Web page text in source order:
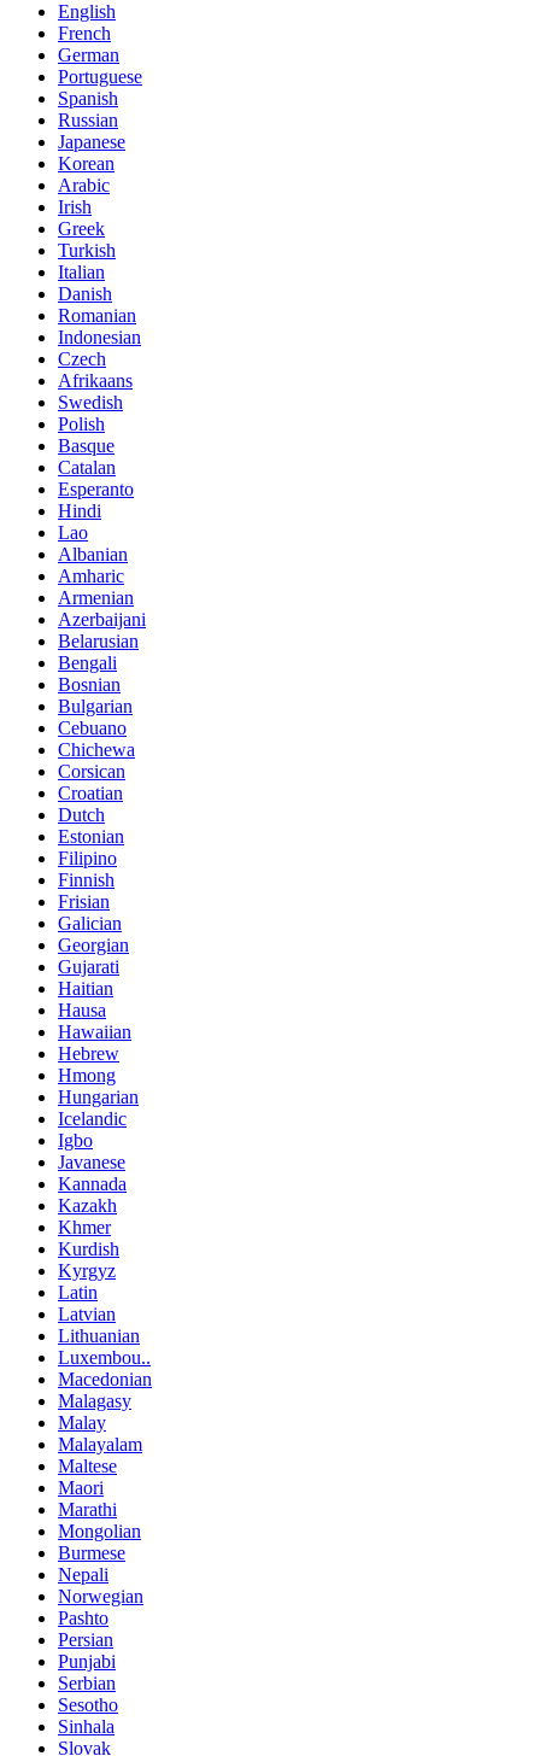
English
French
German
Portuguese
Spanish
Russian
Japanese
Korean
Arabic
Irish
Greek
Turkish
Italian
Danish
Romanian
Indonesian
Czech
Afrikaans
Swedish
Polish
Basque
Catalan
Esperanto
Hindi
Lao
Albanian
Amharic
Armenian
Azerbaijani
Belarusian
Bengali
Bosnian
Bulgarian
Cebuano
Chichewa
Corsican
Croatian
Dutch
Estonian
Filipino
Finnish
Frisian
Galician
Georgian
Gujarati
Haitian
Hausa
Hawaiian
Hebrew
Hmong
Hungarian
Icelandic
Igbo
Javanese
Kannada
Kazakh
Khmer
Kurdish
Kyrgyz
Latin
Latvian
Lithuanian
Luxembou..
Macedonian
Malagasy
Malay
Malayalam
Maltese
Maori
Marathi
Mongolian
Burmese
Nepali
Norwegian
Pashto
Persian
Punjabi
Serbian
Sesotho
Sinhala
Slovak